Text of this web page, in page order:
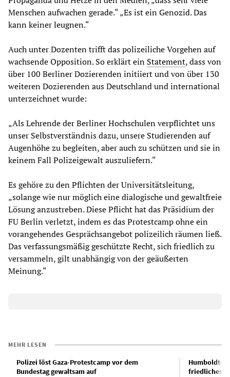
Menschen aufwachen gerade.“ „Es ist ein Genozid. Das
kann keiner leugnen.“
Auch unter Dozenten trifft das polizeiliche Vorgehen auf
wachsende Opposition. So erklärt ein Statement, dass von
über 100 Berliner Dozierenden initiiert und von über 130
weiteren Dozierenden aus Deutschland und international
unterzeichnet wurde:
„Als Lehrende der Berliner Hochschulen verpflichtet uns
unser Selbstverständnis dazu, unsere Studierenden auf
Augenhöhe zu begleiten, aber auch zu schützen und sie in
keinem Fall Polizeigewalt auszuliefern.“
Es gehöre zu den Pflichten der Universitätsleitung,
„solange wie nur möglich eine dialogische und gewaltfreie
Lösung anzustreben. Diese Pflicht hat das Präsidium der
FU Berlin verletzt, indem es das Protestcamp ohne ein
vorangehendes Gesprächsangebot polizeilich räumen ließ.
Das verfassungsmäßig geschützte Recht, sich friedlich zu
versammeln, gilt unabhängig von der geäußerten
Meinung.“
MEHR LESEN
Polizei löst Gaza-Protestcamp vor dem
Bundestag gewaltsam auf
Humboldt-
friedliches